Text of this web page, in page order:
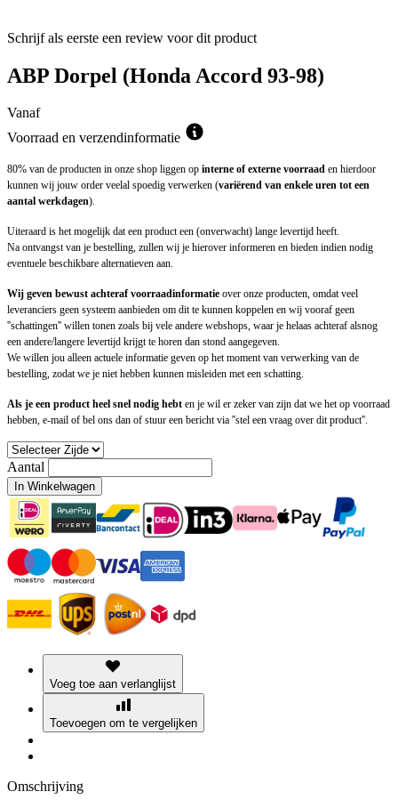
Schrijf als eerste een review voor dit product
ABP Dorpel (Honda Accord 93-98)
Vanaf
Voorraad en verzendinformatie
80% van de producten in onze shop liggen op interne of externe voorraad en hierdoor
kunnen wij jouw order veelal spoedig verwerken (variërend van enkele uren tot een
aantal werkdagen).
Uiteraard is het mogelijk dat een product een (onverwacht) lange levertijd heeft.
Na ontvangst van je bestelling, zullen wij je hierover informeren en bieden indien nodig
eventuele beschikbare alternatieven aan.
Wij geven bewust achteraf voorraadinformatie over onze producten, omdat veel
leveranciers geen systeem aanbieden om dit te kunnen koppelen en wij vooraf geen
''schattingen'' willen tonen zoals bij vele andere webshops, waar je helaas achteraf alsnog
een andere/langere levertijd krijgt te horen dan stond aangegeven.
We willen jou alleen actuele informatie geven op het moment van verwerking van de
bestelling, zodat we je niet hebben kunnen misleiden met een schatting.
Als je een product heel snel nodig hebt en je wil er zeker van zijn dat we het op voorraad
hebben, e-mail of bel ons dan of stuur een bericht via ''stel een vraag over dit product''.
Aantal
In Winkelwagen
Voeg toe aan verlanglijst
Toevoegen om te vergelijken
Omschrijving